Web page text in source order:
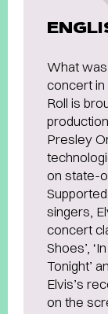
What
concert in
Roll is
Presley
on state-
singers,
concert
Shoes’,
Tonight’
Elvis’s
on the